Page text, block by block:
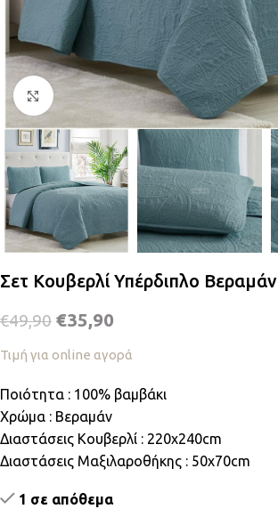
Κλικ για μεγέθυνση
Σετ Κουβερλί Υπέρδιπλο Βεραμάν
€49,90 €35,90
Τιμή για online αγορά
Ποιότητα : 100% βαμβάκι
Χρώμα : Βεραμάν
Διαστάσεις Κουβερλί : 220x240cm
Διαστάσεις Μαξιλαροθήκης : 50x70cm
1 σε απόθεμα